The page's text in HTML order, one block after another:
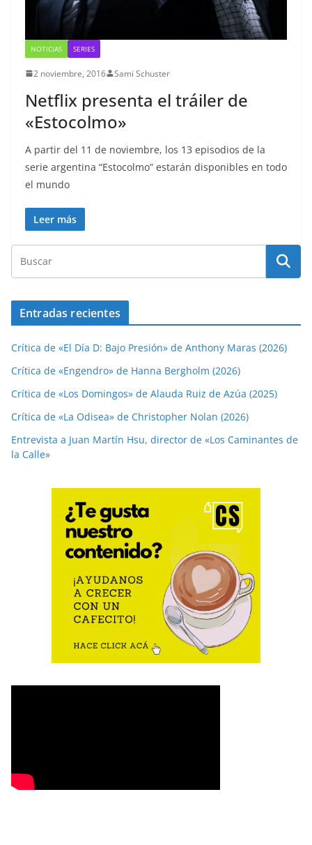
NOTICIAS SERIES
2 noviembre, 2016 Sami Schuster
Netflix presenta el tráiler de
«Estocolmo»
A partir del 11 de noviembre, los 13 episodios de la
serie argentina “Estocolmo” estarán disponibles en todo
el mundo
Leer más
Entradas recientes
Crítica de «El Día D: Bajo Presión» de Anthony Maras (2026)
Crítica de «Engendro» de Hanna Bergholm (2026)
Crítica de «Los Domingos» de Alauda Ruiz de Azúa (2025)
Crítica de «La Odisea» de Christopher Nolan (2026)
Entrevista a Juan Martín Hsu, director de «Los Caminantes de
la Calle»